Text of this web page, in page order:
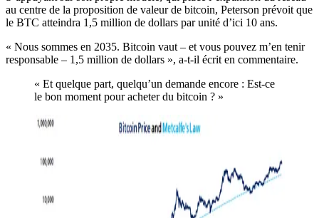
au centre de la proposition de valeur de bitcoin, Peterson prévoit que
le BTC atteindra 1,5 million de dollars par unité d’ici 10 ans.
« Nous sommes en 2035. Bitcoin vaut – et vous pouvez m’en tenir
responsable – 1,5 million de dollars », a-t-il écrit en commentaire.
« Et quelque part, quelqu’un demande encore : Est-ce
le bon moment pour acheter du bitcoin ? »